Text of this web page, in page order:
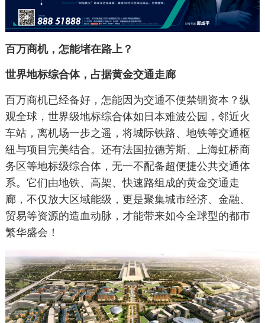
百万商机，怎能堵在路上？
世界地标综合体，占据黄金交通走廊
百万商机已经备好，怎能因为交通不便禁锢资本？纵
观全球，世界级地标综合体如日本难波公园，邻近火
车站，离机场一步之遥，将城际铁路、地铁等交通枢
纽与项目完美结合。还有法国拉德芳斯、上海虹桥商
务区等地标级综合体，无一不配备超便捷公共交通体
系。它们由地铁、高架、快速路组成的黄金交通走
廊，不仅放大区域能级，更是聚集城市经济、金融、
贸易等资源的造血动脉，才能带来如今全球型的都市
繁华盛会！